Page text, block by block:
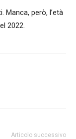
Manca, però, l’età
2022.
Articolo successivo